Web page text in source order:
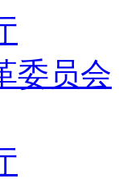
委员会